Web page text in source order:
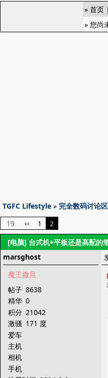
» 首页 |
» 您尚
TGFC Lifestyle » 完全数码讨论区
19
‹‹ 1
2
[电脑] 台式机+平板还是高配的
marsghost
魔王撒旦
帖子 8638
精华 0
积分 21042
激骚 171 度
爱车
主机
相机
手机